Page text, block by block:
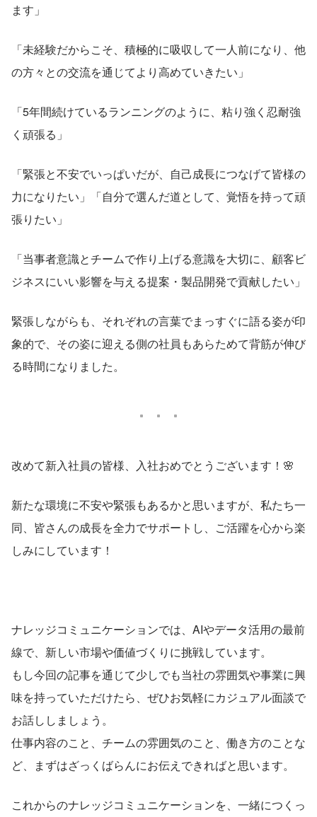
ます」
「未経験だからこそ、積極的に吸収して一人前になり、他
の方々との交流を通じてより高めていきたい」
「5年間続けているランニングのように、粘り強く忍耐強
く頑張る」
「緊張と不安でいっぱいだが、自己成長につなげて皆様の
力になりたい」「自分で選んだ道として、覚悟を持って頑
張りたい」
「当事者意識とチームで作り上げる意識を大切に、顧客ビ
ジネスにいい影響を与える提案・製品開発で貢献したい」
緊張しながらも、それぞれの言葉でまっすぐに語る姿が印
象的で、その姿に迎える側の社員もあらためて背筋が伸び
る時間になりました。
改めて新入社員の皆様、入社おめでとうございます！🌸
新たな環境に不安や緊張もあるかと思いますが、私たち一
同、皆さんの成長を全力でサポートし、ご活躍を心から楽
しみにしています！
ナレッジコミュニケーションでは、AIやデータ活用の最前
線で、新しい市場や価値づくりに挑戦しています。
もし今回の記事を通じて少しでも当社の雰囲気や事業に興
味を持っていただけたら、ぜひお気軽にカジュアル面談で
お話ししましょう。
仕事内容のこと、チームの雰囲気のこと、働き方のことな
ど、まずはざっくばらんにお伝えできればと思います。
これからのナレッジコミュニケーションを、一緒につくっ